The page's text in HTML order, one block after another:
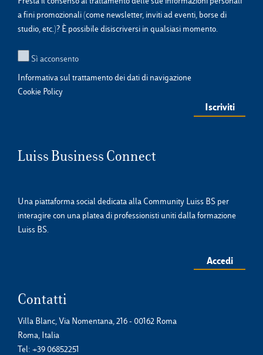
a fini promozionali (come newsletter, inviti ad eventi, borse di
studio, etc.)? È possibile disiscriversi in qualsiasi momento.
Sì acconsento
Informativa sul trattamento dei dati di navigazione
Cookie Policy
Luiss Business Connect
Una piattaforma social dedicata alla Community Luiss BS per
interagire con una platea di professionisti uniti dalla formazione
Luiss BS.
Accedi
Contatti
Villa Blanc, Via Nomentana, 216 - 00162 Roma
Roma, Italia
Tel: +39 06852251